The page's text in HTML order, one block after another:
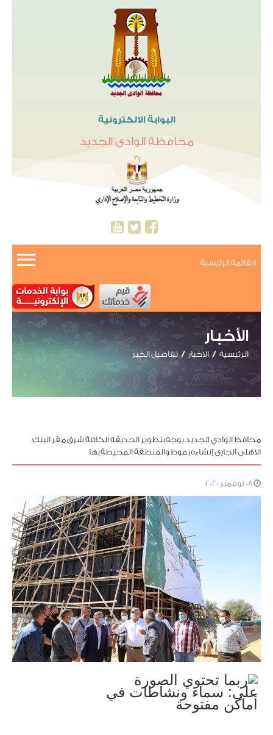
البوابة الالكترونية
محافظة الوادى الجديد
القائمة الرئيسية
الأخبار
الرئيسية الاخبار تفاصيل الخبر
محافظ الوادي الجديد يوجه بتطوير الحديقه الكائنة شرق مقر البنك
الاهلى الجارى إنشاءه بموط والمنطقة المحيطة بها